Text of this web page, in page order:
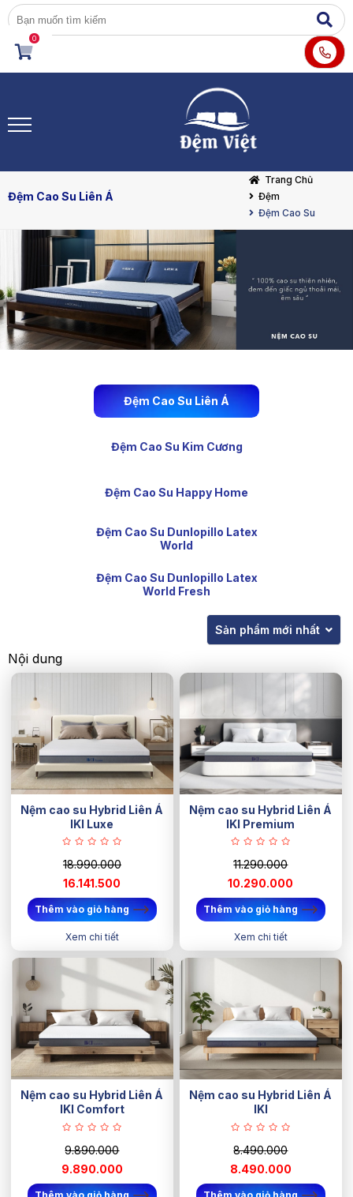
0
Đệm Cao Su Liên Á
Trang Chủ
Đệm
Đệm Cao Su
Đệm Cao Su Liên Á
Đệm Cao Su Kim Cương
Đệm Cao Su Happy Home
Đệm Cao Su Dunlopillo Latex
World
Đệm Cao Su Dunlopillo Latex
World Fresh
Sản phẩm mới nhất
Nội dung
Nệm cao su Hybrid Liên Á
IKI Luxe
18.990.000
16.141.500
Thêm vào giỏ hàng
Xem chi tiết
Nệm cao su Hybrid Liên Á
IKI Premium
11.290.000
10.290.000
Thêm vào giỏ hàng
Xem chi tiết
Nệm cao su Hybrid Liên Á
IKI Comfort
9.890.000
9.890.000
Nệm cao su Hybrid Liên Á
IKI
8.490.000
8.490.000